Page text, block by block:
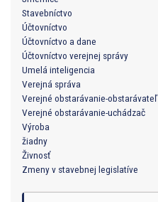
Stavebníctvo
Účtovníctvo
Účtovníctvo a dane
Účtovníctvo verejnej správy
Umelá inteligencia
Verejná správa
Verejné obstarávanie-obstarávateľ
Verejné obstarávanie-uchádzač
Výroba
žiadny
Živnosť
Zmeny v stavebnej legislatíve